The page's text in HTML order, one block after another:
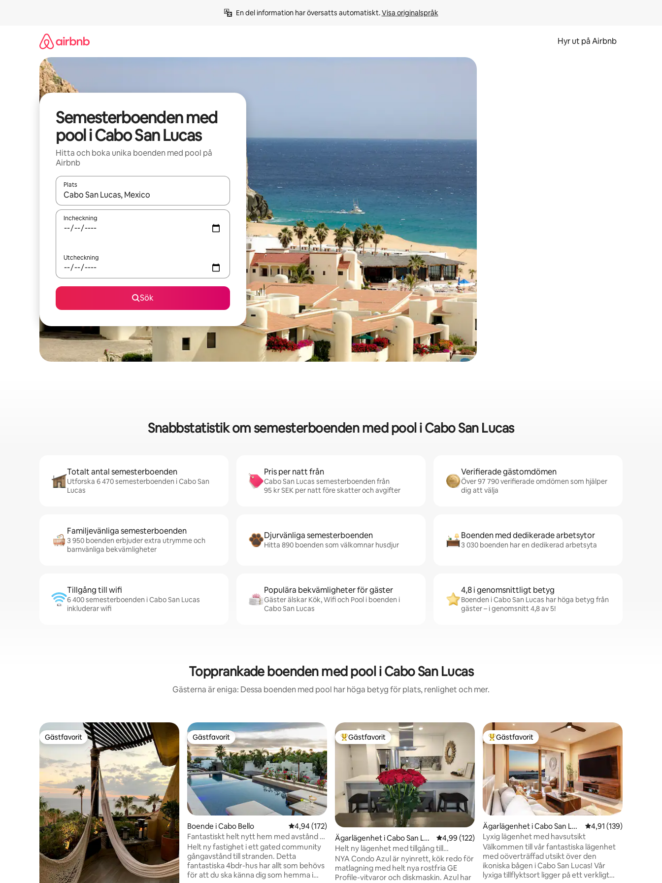
En del information har översatts automatiskt. Visa originalspråk
Hyr ut på Airbnb
Semesterboenden med
pool i Cabo San Lucas
Hitta och boka unika boenden med pool på
Airbnb
Plats
När resultaten är tillgängliga kan du navigera med upp- och nedåtpilarna eller utforska genom att trycka eller svepa.
Incheckning
Utcheckning
Sök
Snabbstatistik om semesterboenden med pool i Cabo San Lucas
Totalt antal semesterboenden
Utforska 6 470 semesterboenden i Cabo San
Lucas
Pris per natt från
Cabo San Lucas semesterboenden från
95 kr SEK per natt före skatter och avgifter
Verifierade gästomdömen
Över 97 790 verifierade omdömen som hjälper
dig att välja
Familjevänliga semesterboenden
3 950 boenden erbjuder extra utrymme och
barnvänliga bekvämligheter
Djurvänliga semesterboenden
Hitta 890 boenden som välkomnar husdjur
Boenden med dedikerade arbetsytor
3 030 boenden har en dedikerad arbetsyta
Tillgång till wifi
6 400 semesterboenden i Cabo San Lucas
inkluderar wifi
Populära bekvämligheter för gäster
Gäster älskar Kök, Wifi och Pool i boenden i
Cabo San Lucas
4,8 i genomsnittligt betyg
Boenden i Cabo San Lucas har höga betyg från
gäster – i genomsnitt 4,8 av 5!
Topprankade boenden med pool i Cabo San Lucas
Gästerna är eniga: Dessa boenden med pool har höga betyg för plats, renlighet och mer.
Gästfavorit
Gästfavorit Gästfavorit
Gästfavorit
Boende i Cabo Bello 4,94 av 5 i genomsnittligt betyg, 172 omdömen
4,94 (172)
Fantastiskt helt nytt hem med avstånd till
privat strand
Helt ny fastighet i ett gated community
gångavstånd till stranden. Detta
fantastiska 4bdr-hus har allt som behövs
för att du ska känna dig som hemma i
Populär gästfavorit
Gästfavorit
Ägarlägenhet i Cabo San Luc
as
4,99 av 5 i genomsnittligt betyg, 122 omdömen
4,99 (122)
Helt ny lägenhet med tillgång till
stranden
NYA Condo Azul är nyinrett, kök redo för
matlagning med helt nya rostfria GE
Profile-vitvaror och diskmaskin. Azul har
Populär gästfavorit
Gästfavorit
Ägarlägenhet i Cabo San Luc
as
4,91 av 5 i
4,91 (139)
Lyxig lägenhet med havsutsikt
Välkommen till vår fantastiska lägenhet
med oöverträffad utsikt över den
ikoniska bågen i Cabo San Lucas! Vår
lyxiga tillflyktsort ligger på ett verkligt